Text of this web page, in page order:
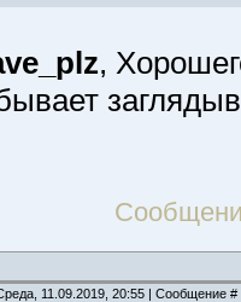
,
11.09.2019, 20:55 | Сообщение #